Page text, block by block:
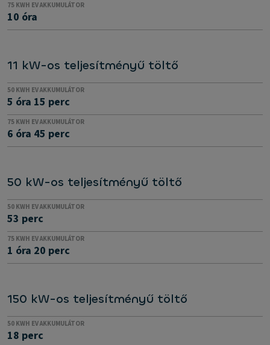
75 KWH EV AKKUMULÁTOR
10 óra
11 kW-os teljesítményű töltő
50 KWH EV AKKUMULÁTOR
5 óra 15 perc
75 KWH EV AKKUMULÁTOR
6 óra 45 perc
50 kW-os teljesítményű töltő
50 KWH EV AKKUMULÁTOR
53 perc
75 KWH EV AKKUMULÁTOR
1 óra 20 perc
150 kW-os teljesítményű töltő
50 KWH EV AKKUMULÁTOR
18 perc